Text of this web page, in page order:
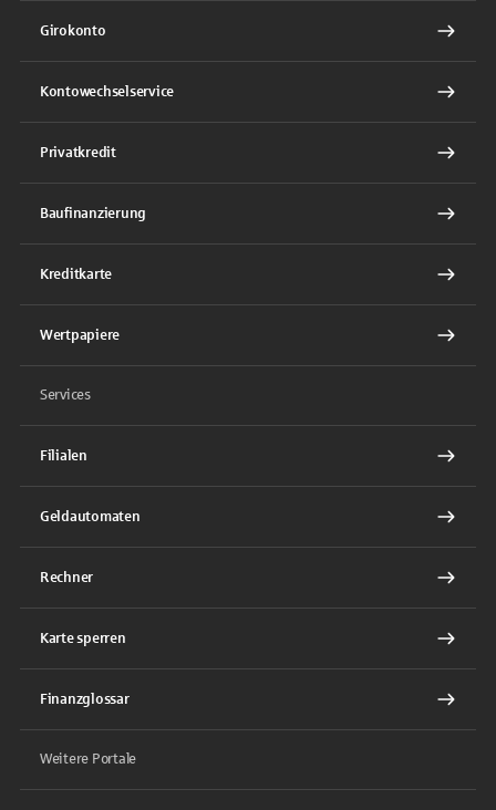
Girokonto
Kontowechselservice
Privatkredit
Baufinanzierung
Kreditkarte
Wertpapiere
Services
Filialen
Geldautomaten
Rechner
Karte sperren
Finanzglossar
Weitere Portale